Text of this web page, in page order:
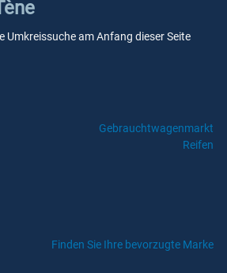
Umkreissuche am Anfang dieser Seite
Gebrauchtwagenmarkt
Reifen
Finden Sie Ihre bevorzugte Marke